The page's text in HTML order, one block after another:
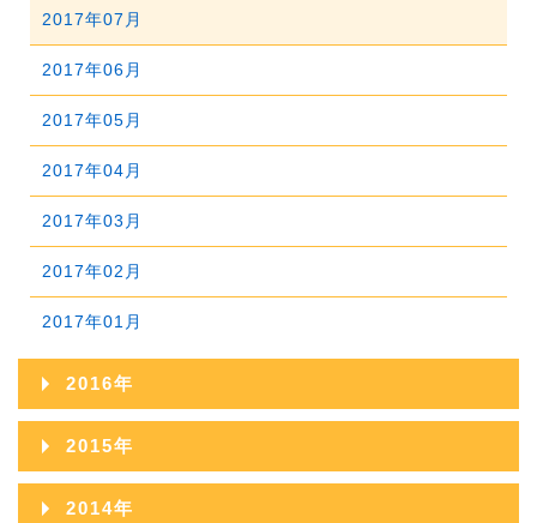
2022年01月
2021年02月
2021年01月
2020年03月
2020年02月
2020年01月
2019年04月
2019年03月
2019年02月
2019年01月
2017年07月
2017年06月
2017年05月
2017年04月
2017年03月
2017年02月
2017年01月
2016年
2016年12月
2016年11月
2015年
2015年12月
2014年